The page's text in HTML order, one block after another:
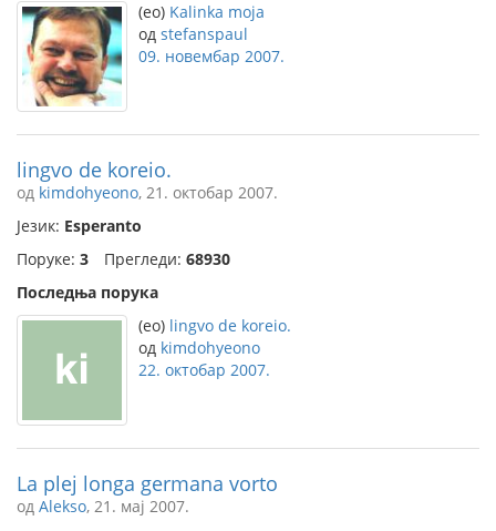
(eo) Kalinka moja
од stefanspaul
09. новембар 2007.
lingvo de koreio.
од kimdohyeono, 21. октобар 2007.
Језик: Esperanto
Поруке: 3 Прегледи: 68930
Последња порука
(eo) lingvo de koreio.
од kimdohyeono
22. октобар 2007.
La plej longa germana vorto
од Alekso, 21. мај 2007.